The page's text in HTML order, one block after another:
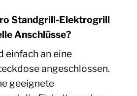
Standgrill-Elektrogrill
Anschlüsse?
einfach an eine
angeschlossen.
geeignete